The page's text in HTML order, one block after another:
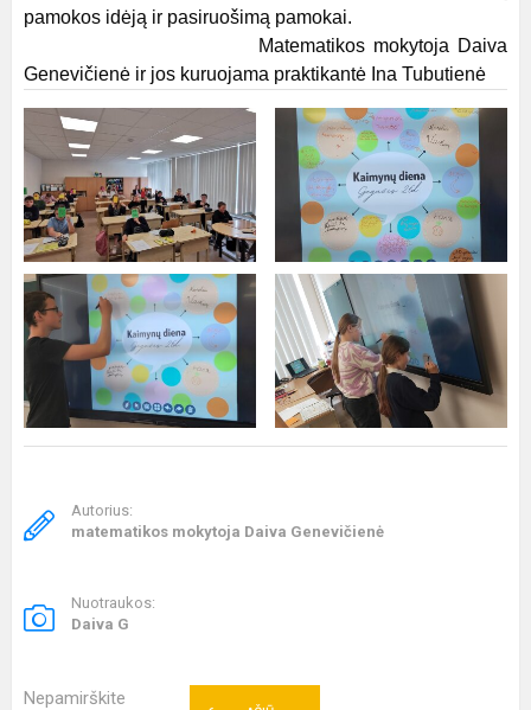
pamokos idėją ir pasiruošimą pamokai.
Matematikos mokytoja Daiva
Genevičienė ir jos kuruojama praktikantė Ina Tubutienė
Autorius:
matematikos mokytoja Daiva Genevičienė
Nuotraukos:
Daiva G
Nepamirškite